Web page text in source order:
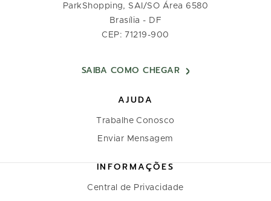
ParkShopping, SAI/SO Área 6580
Brasília - DF
CEP: 71219-900
SAIBA COMO CHEGAR
AJUDA
Trabalhe Conosco
Enviar Mensagem
INFORMAÇÕES
Central de Privacidade